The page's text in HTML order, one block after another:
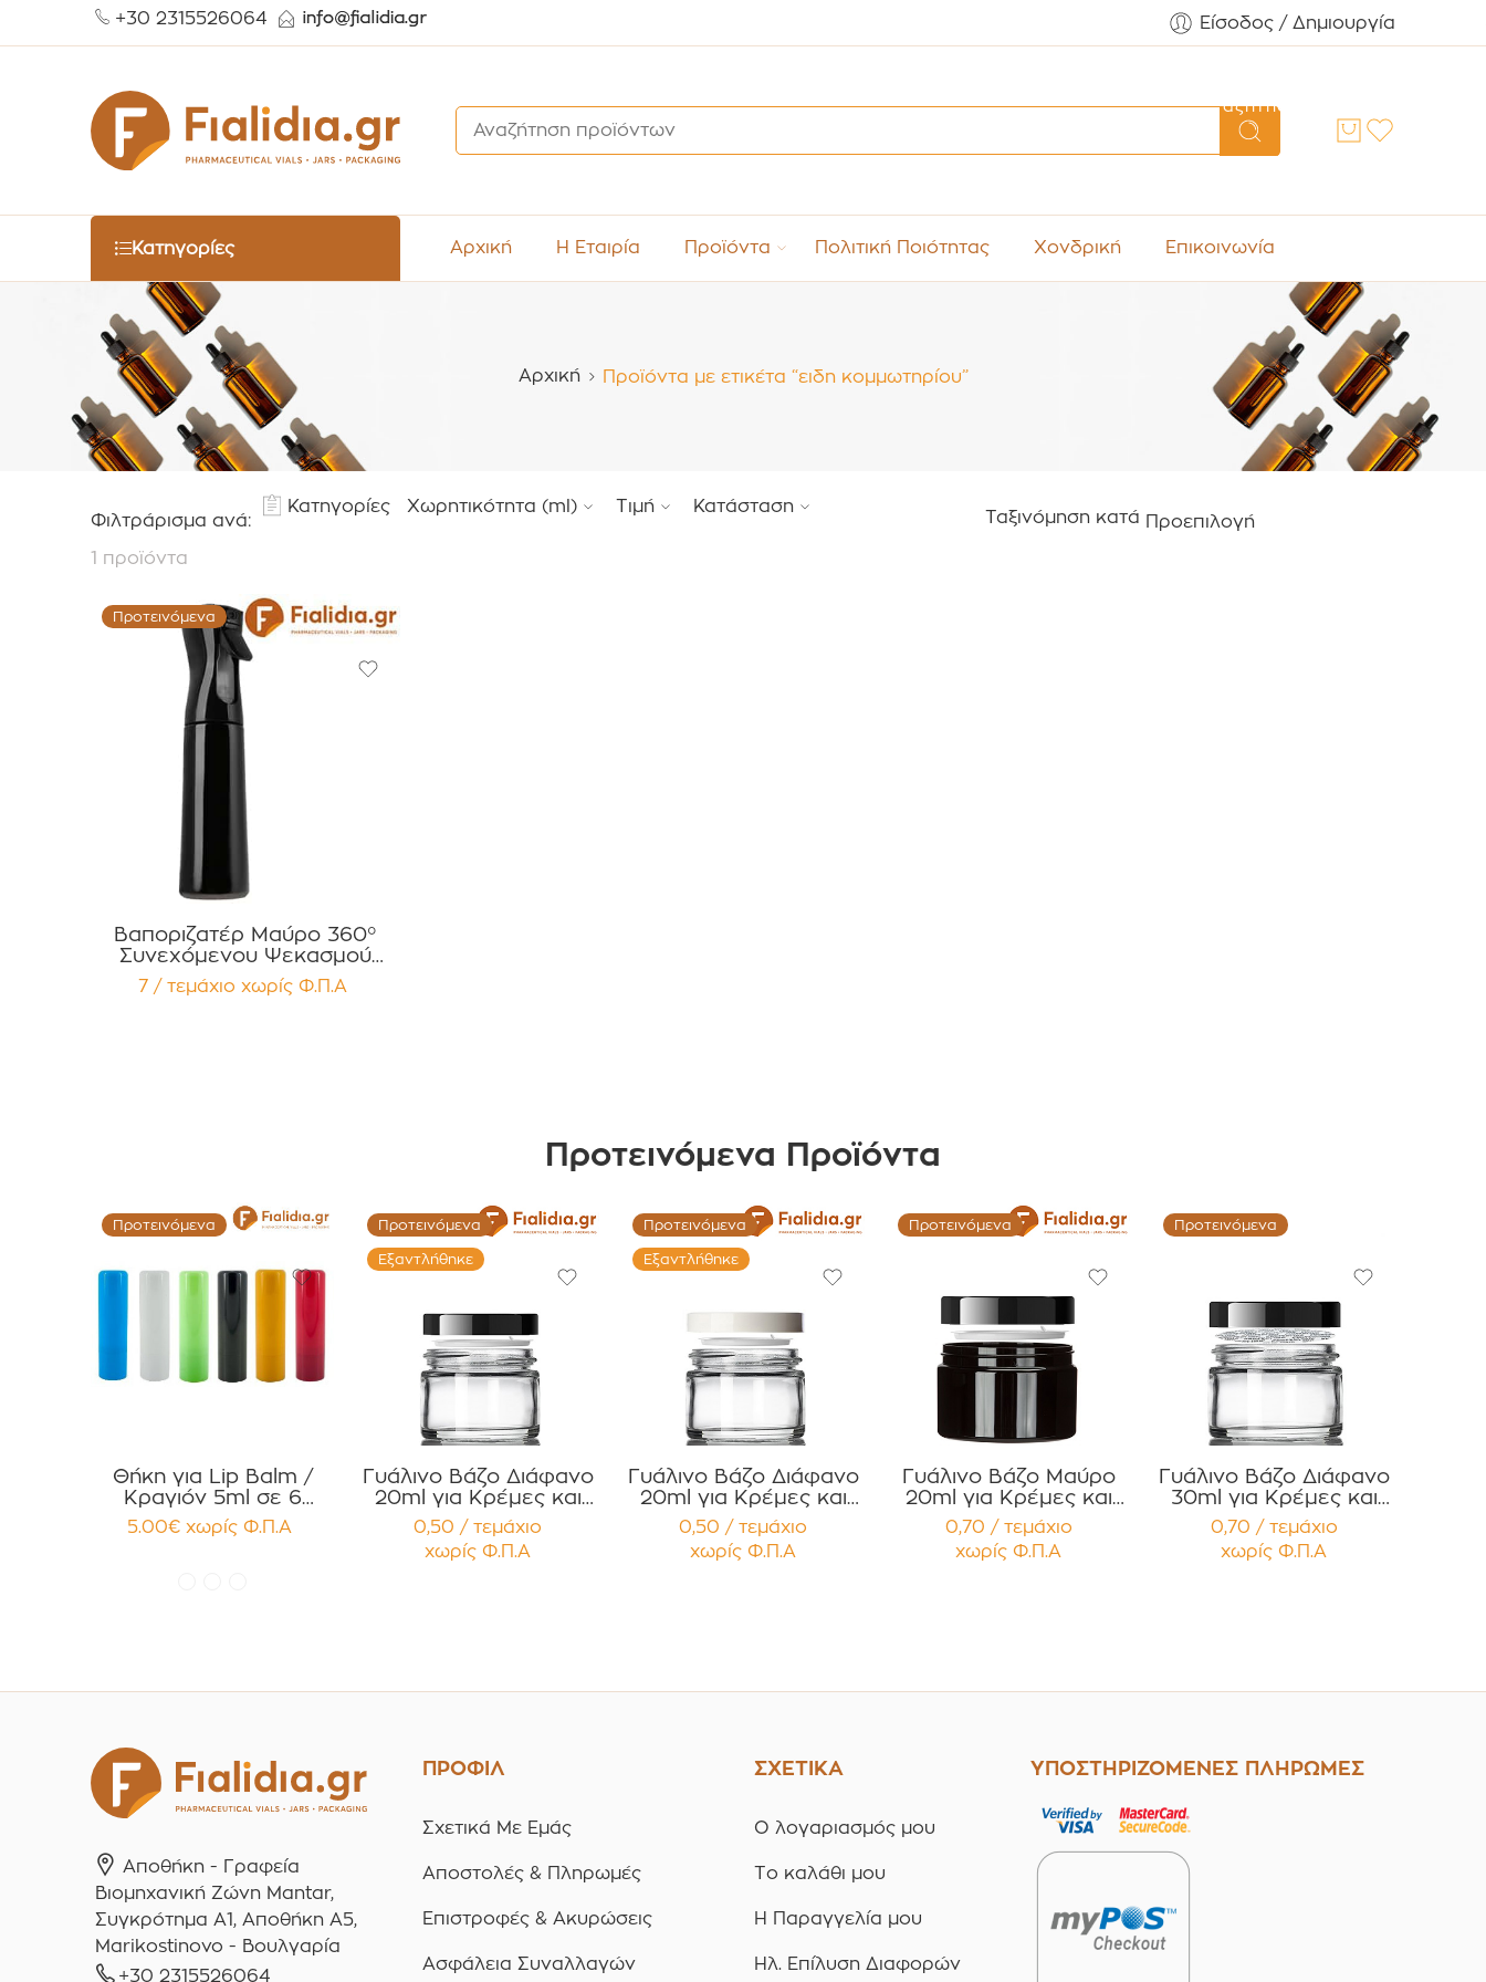
+30 2315526064 Είσοδος / Δημιουργία
Αναζήτηση
Κατηγορίες Αρχική Η Εταιρία Προϊόντα Πολιτική Ποιότητας Χονδρική Επικοινωνία
Αρχική Προϊόντα με ετικέτα “ειδη κομμωτηρίου”
Φιλτράρισμα ανά:
Κατηγορίες Χωρητικότητα (ml) Τιμή Κατάσταση
1 προϊόντα
Ταξινόμηση κατά Προεπιλογή
Προτεινόμενα
Βαποριζατέρ Μαύρο 360°
Συνεχόμενου Ψεκασμού
300ml για Προϊόντα Μαλλιών
Προσώπου Σώματος
7 / τεμάχιο χωρίς Φ.Π.Α
Προτεινόμενα Προϊόντα
Προτεινόμενα
Θήκη για Lip Balm /
Κραγιόν 5ml σε 6
χρώματα Πακέτο 10τεμ.
5.00€ χωρίς Φ.Π.Α
Προτεινόμενα
Εξαντλήθηκε
Γυάλινο Βάζο Διάφανο
20ml για Κρέμες και
Κηραλοιφές με Μαύρο
Γυαλιστερό Καπάκι
Παρέμβυσμα
0,50 / τεμάχιο
χωρίς Φ.Π.Α
Προτεινόμενα
Εξαντλήθηκε
Γυάλινο Βάζο Διάφανο
20ml για Κρέμες και
Κηραλοιφές με Άσπρο
Γυαλιστερό Καπάκι
Παρέμβυσμα
0,50 / τεμάχιο
χωρίς Φ.Π.Α
Προτεινόμενα
Γυάλινο Βάζο Μαύρο
20ml για Κρέμες και
Κηραλοιφές με Μαύρο
Γυαλιστερό Καπάκι
Παρέμβυσμα
0,70 / τεμάχιο
χωρίς Φ.Π.Α
Προτεινόμενα
Γυάλινο Βάζο Διάφανο
30ml για Κρέμες και
Κηραλοιφές με Μαύρο
Γυαλιστερό Καπάκι PP
Liner Συσκευασία 12
0,70 / τεμάχιο
χωρίς Φ.Π.Α
Αποθήκη - Γραφεία
Βιομηχανική Ζώνη Mantar,
Συγκρότημα A1, Αποθήκη Α5,
Marikostinovo - Βουλγαρία
+30 2315526064
ΠΡΟΦΙΛ
Σχετικά Με Εμάς
Αποστολές & Πληρωμές
Επιστροφές & Ακυρώσεις
Ασφάλεια Συναλλαγών
ΣΧΕΤΙΚΑ
Ο λογαριασμός μου
Το καλάθι μου
Η Παραγγελία μου
Ηλ. Επίλυση Διαφορών
ΥΠΟΣΤΗΡΙΖΟΜΕΝΕΣ ΠΛΗΡΩΜΕΣ